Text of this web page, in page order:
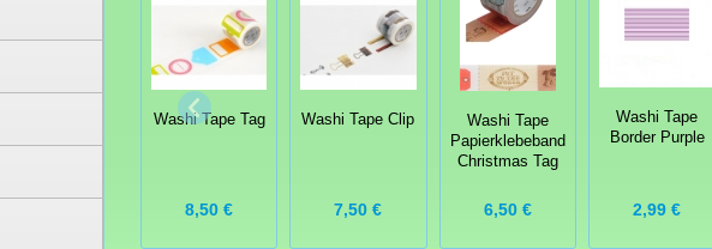
Washi Tape Tag
8,50 €
Washi Tape Clip
7,50 €
Washi Tape
Papierklebeband
Christmas Tag
6,50 €
Washi Tape
Border Purple
2,99 €